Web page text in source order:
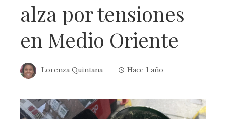
alza por tensiones
en Medio Oriente
Lorenza Quintana Hace 1 año